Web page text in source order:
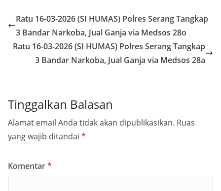
Ratu 16-03-2026 (SI HUMAS) Polres Serang Tangkap
3 Bandar Narkoba, Jual Ganja via Medsos 28o
Ratu 16-03-2026 (SI HUMAS) Polres Serang Tangkap
3 Bandar Narkoba, Jual Ganja via Medsos 28a
Tinggalkan Balasan
Alamat email Anda tidak akan dipublikasikan. Ruas
yang wajib ditandai *
Komentar*